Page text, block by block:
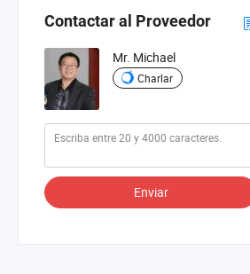
Contactar al Proveedor
Mr. Michael
Charlar
Enviar